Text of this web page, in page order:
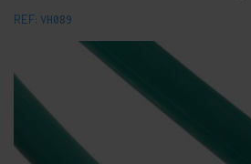
REF: VH089